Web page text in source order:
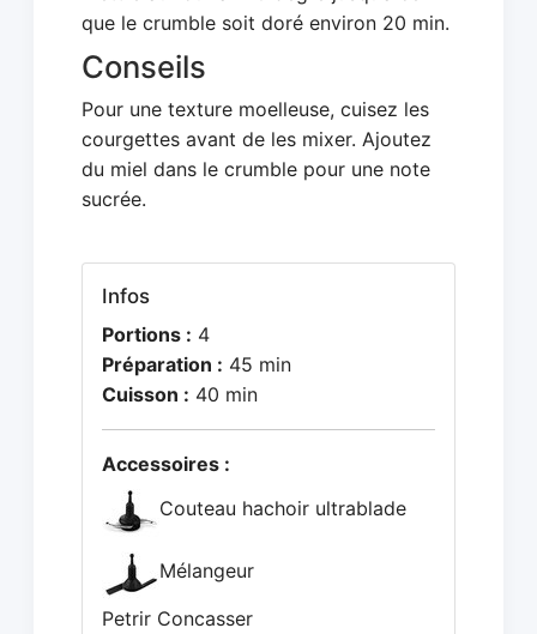
que le crumble soit doré environ 20 min.
Conseils
Pour une texture moelleuse, cuisez les
courgettes avant de les mixer. Ajoutez
du miel dans le crumble pour une note
sucrée.
Infos
Portions : 4
Préparation : 45 min
Cuisson : 40 min
Accessoires :
Couteau hachoir ultrablade
Mélangeur
Petrir Concasser